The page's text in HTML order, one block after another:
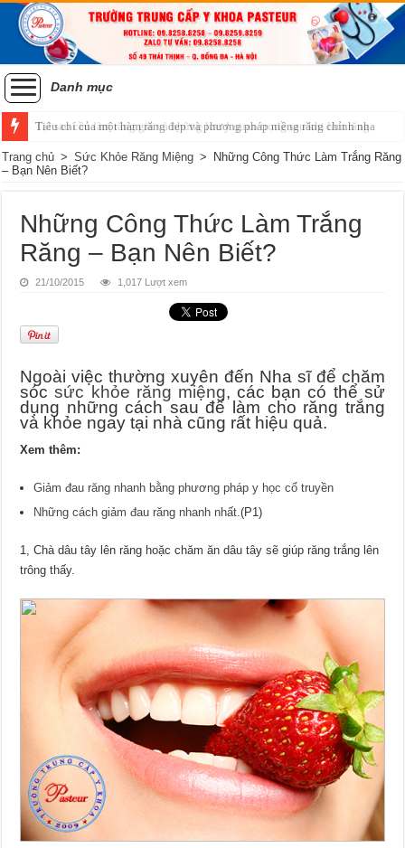
Danh mục
Tiêu chí của một hàm răng đẹp và phương pháp niềng răng chỉnh nha
Trang chủ > Sức Khỏe Răng Miệng > Những Công Thức Làm Trắng Răng
– Bạn Nên Biết?
Những Công Thức Làm Trắng
Răng – Bạn Nên Biết?
21/10/2015 1,017 Lượt xem
Ngoài việc thường xuyên đến Nha sĩ để chăm
sócsức khỏe răng miệng, các bạn có thể sử
dụng những cách sau để làm cho răng trắng
và khỏe ngay tại nhà cũng rất hiệu quả.
Xem thêm:
Giảm đau răng nhanh bằng phương pháp y học cổ truyền
Những cách giảm đau răng nhanh nhất .(P1)
1, Chà dâu tây lên răng hoặc chăm ăn dâu tây sẽ giúp răng trắng lên
trông thấy.